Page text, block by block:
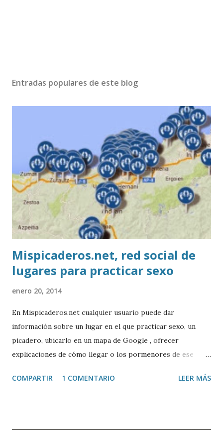
Entradas populares de este blog
Mispicaderos.net, red social de
lugares para practicar sexo
enero 20, 2014
En Mispicaderos.net cualquier usuario puede dar
información sobre un lugar en el que practicar sexo, un
picadero, ubicarlo en un mapa de Google , ofrecer
explicaciones de cómo llegar o los pormenores de ese
el creador de este portal. Descargar mp3
COMPARTIR 1 COMENTARIO LEER MÁS